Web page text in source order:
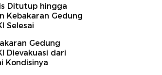
Ditutup hingga
Kebakaran Gedung
Selesai
Gedung
Dievakuasi dari
Kondisinya